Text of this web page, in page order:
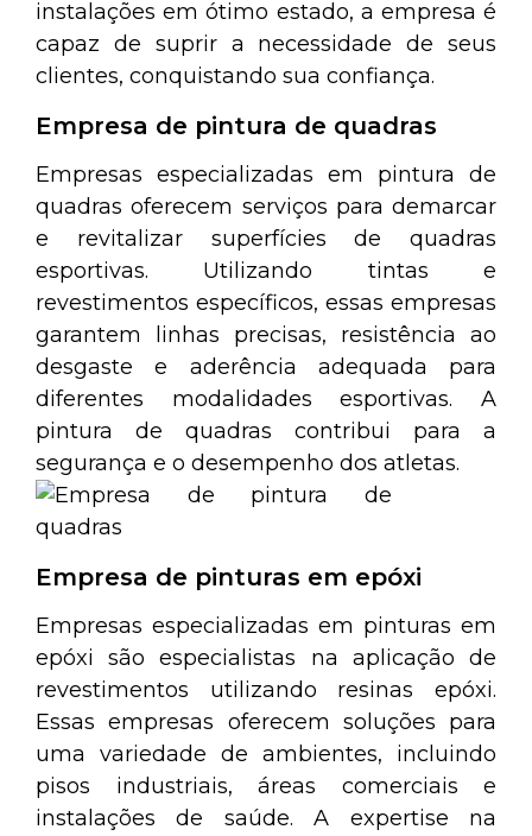
instalações em ótimo estado, a empresa é
capaz de suprir a necessidade de seus
clientes, conquistando sua confiança.
Empresa de pintura de quadras
Empresas especializadas em pintura de
quadras oferecem serviços para demarcar
e revitalizar superfícies de quadras
esportivas. Utilizando tintas e
revestimentos específicos, essas empresas
garantem linhas precisas, resistência ao
desgaste e aderência adequada para
diferentes modalidades esportivas. A
pintura de quadras contribui para a
segurança e o desempenho dos atletas.
Empresa de pinturas em epóxi
Empresas especializadas em pinturas em
epóxi são especialistas na aplicação de
revestimentos utilizando resinas epóxi.
Essas empresas oferecem soluções para
uma variedade de ambientes, incluindo
pisos industriais, áreas comerciais e
instalações de saúde. A expertise na